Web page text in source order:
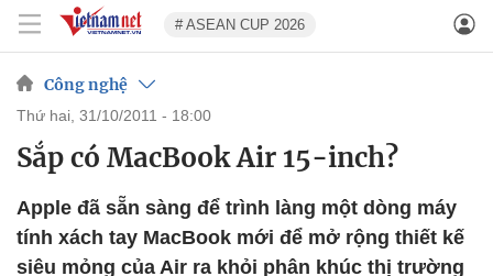
# ASEAN CUP 2026
Công nghệ
thứ hai, 31/10/2011 - 18:00
Sắp có MacBook Air 15-inch?
Apple đã sẵn sàng để trình làng một dòng máy
tính xách tay MacBook mới để mở rộng thiết kế
siêu mỏng của Air ra khỏi phân khúc thị trường